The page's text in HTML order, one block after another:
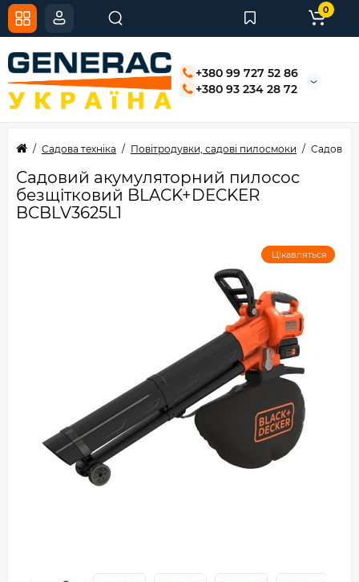
+380 99 727 52 86
+380 93 234 28 72
0
Садова техніка Повітродувки, садові пилосмоки Садовий
Садовий акумуляторний пилосос
безщітковий BLACK+DECKER
BCBLV3625L1
Цікавляться